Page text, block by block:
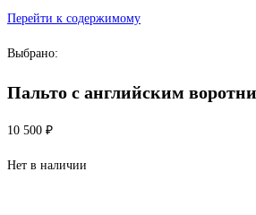
Перейти к содержимому
Выбрано:
Пальто с английским
10 500 ₽
Нет в наличии